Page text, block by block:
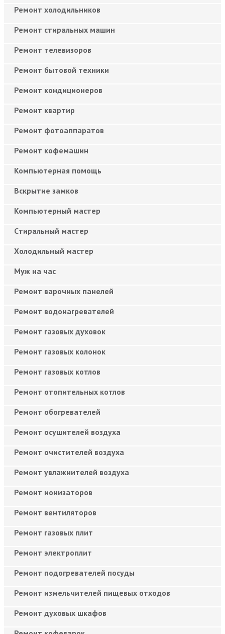
Ремонт холодильников
Ремонт стиральных машин
Ремонт телевизоров
Ремонт бытовой техники
Ремонт кондиционеров
Ремонт квартир
Ремонт фотоаппаратов
Ремонт кофемашин
Компьютерная помощь
Вскрытие замков
Компьютерный мастер
Cтиральный мастер
Холодильный мастер
Муж на час
Ремонт варочных панелей
Ремонт водонагревателей
Ремонт газовых духовок
Ремонт газовых колонок
Ремонт газовых котлов
Ремонт отопительных котлов
Ремонт обогревателей
Ремонт осушителей воздуха
Ремонт очистителей воздуха
Ремонт увлажнителей воздуха
Ремонт ионизаторов
Ремонт вентиляторов
Ремонт газовых плит
Ремонт электроплит
Ремонт подогревателей посуды
Ремонт измельчителей пищевых отходов
Ремонт духовых шкафов